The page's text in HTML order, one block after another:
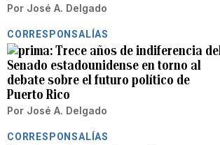
Por José A. Delgado
CORRESPONSALÍAS
Trece años de indiferencia del
Senado estadounidense en torno al
debate sobre el futuro político de
Puerto Rico
Por José A. Delgado
CORRESPONSALÍAS